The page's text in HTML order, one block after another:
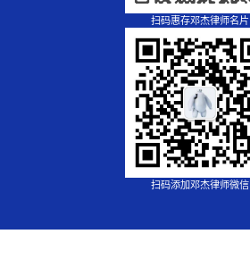
扫码惠存邓杰律师名片
扫码添加邓杰律师微信